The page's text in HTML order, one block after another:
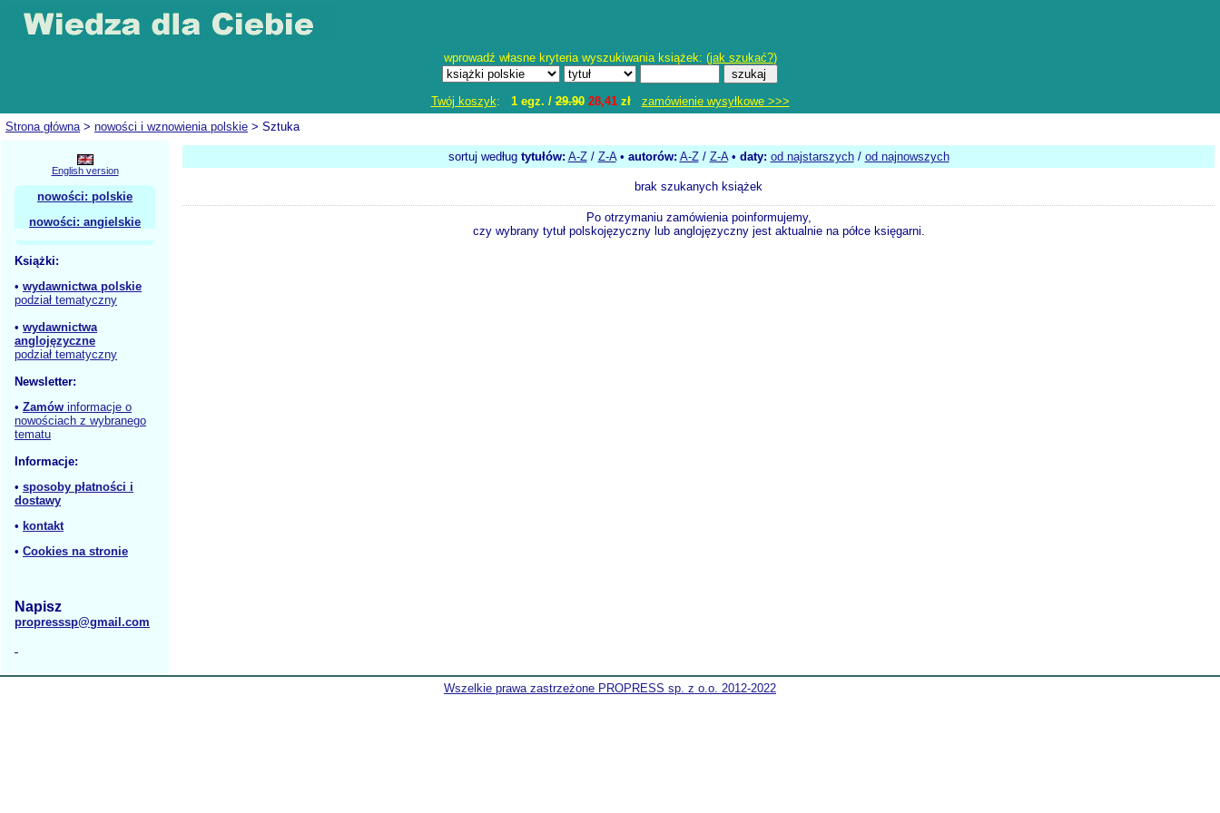
wprowadź własne kryteria wyszukiwania książek: (jak szukać?)
Twój koszyk: 1 egz. /29.90 28,41zł
zamówienie wysyłkowe >>>
Strona główna> nowości i wznowienia polskie > Sztuka
English version
nowości: polskie
nowości: angielskie
Książki:
• wydawnictwa polskie
podział tematyczny
• wydawnictwa
anglojęzyczne
podział tematyczny
Newsletter:
• Zamów informacje o
nowościach z wybranego
tematu
Informacje:
• sposoby płatności i
dostawy
• kontakt
• Cookies na stronie
Napisz
propresssp@gmail.com
sortuj według tytułów: A-Z/ Z-A• autorów: A-Z/ Z-A• daty: od najstarszych/ od najnowszych
brak szukanych książek
Po otrzymaniu zamówienia poinformujemy,
czy wybrany tytuł polskojęzyczny lub anglojęzyczny jest aktualnie na półce księgarni.
Wszelkie prawa zastrzeżone PROPRESS sp. z o.o. 2012-2022